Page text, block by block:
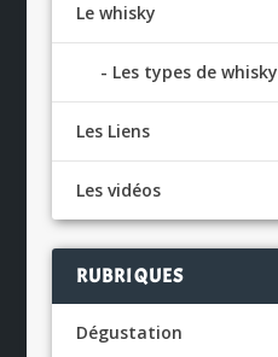
Le whisky
Les types de whisky
Les Liens
Les vidéos
RUBRIQUES
Dégustation